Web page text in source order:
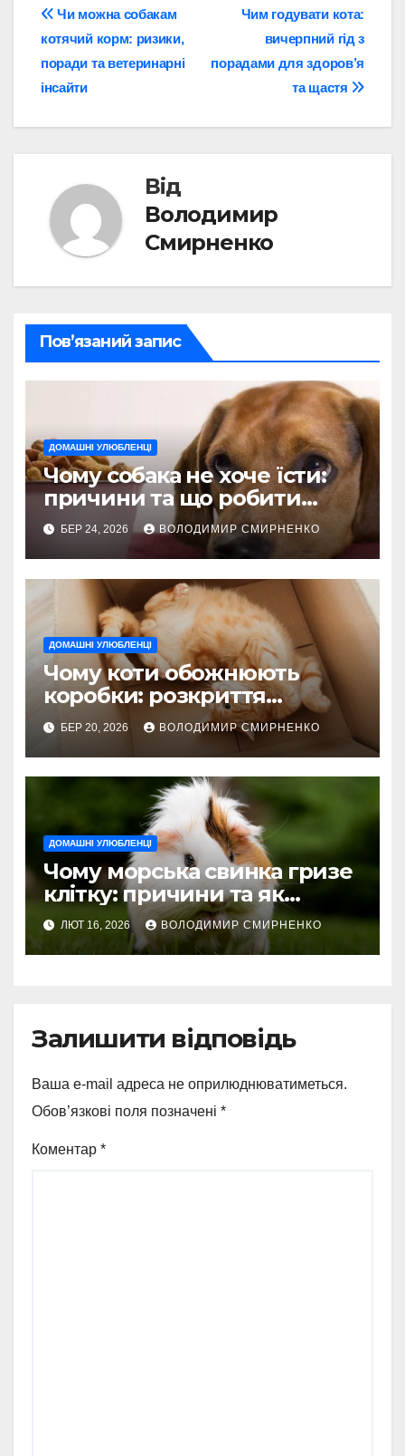
Навігація
записів
Чим годувати кота:
вичерпний гід з
порадами для здоров’я
та щастя
Чи можна собакам
котячий корм: ризики,
поради та ветеринарні
інсайти
Від
Володимир
Смирненко
Пов’язаний запис
ДОМАШНІ УЛЮБЛЕНЦІ
Чому собака не хоче їсти:
причини та що робити
негайно
БЕР 24, 2026 ВОЛОДИМИР СМИРНЕНКО
ДОМАШНІ УЛЮБЛЕНЦІ
Чому коти обожнюють
коробки: розкриття
пухнастих таємниць
БЕР 20, 2026 ВОЛОДИМИР СМИРНЕНКО
ДОМАШНІ УЛЮБЛЕНЦІ
Чому морська свинка гризе
клітку: причини та як
зупинити
ЛЮТ 16, 2026 ВОЛОДИМИР СМИРНЕНКО
Залишити відповідь
Ваша e-mail адреса не оприлюднюватиметься.
Обов’язкові поля позначені *
Коментар *